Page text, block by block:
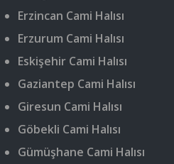
Erzincan Cami Halısı
Erzurum Cami Halısı
Eskişehir Cami Halısı
Gaziantep Cami Halısı
Giresun Cami Halısı
Göbekli Cami Halısı
Gümüşhane Cami Halısı